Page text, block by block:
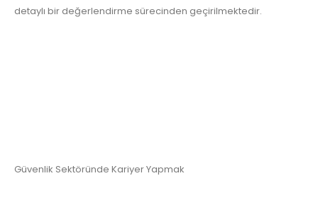
detaylı bir değerlendirme sürecinden geçirilmektedir.
Güvenlik Sektöründe Kariyer Yapmak